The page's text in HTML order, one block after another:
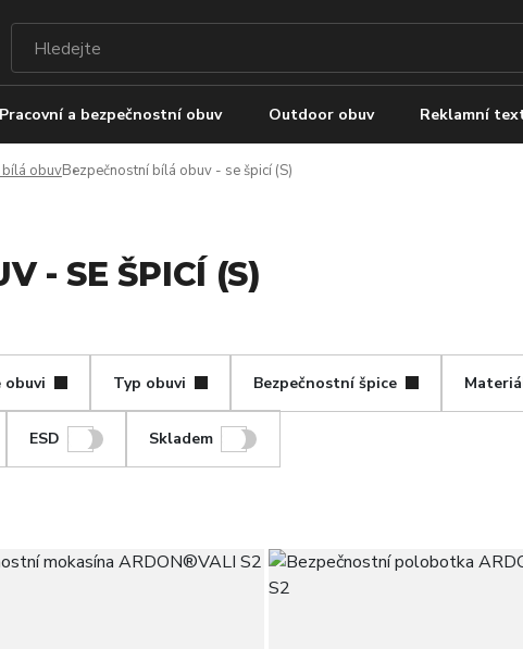
Pracovní a bezpečnostní obuv Outdoor obuv Reklamní
obuvBezpečnostní bílá obuv - se špicí (S)
- SE ŠPICÍ (S)
obuvi Typ obuvi Bezpečnostní špice
ESD Skladem